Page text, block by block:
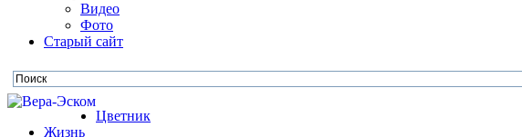
Видео
Фото
Старый сайт
Цветник
Жизнь